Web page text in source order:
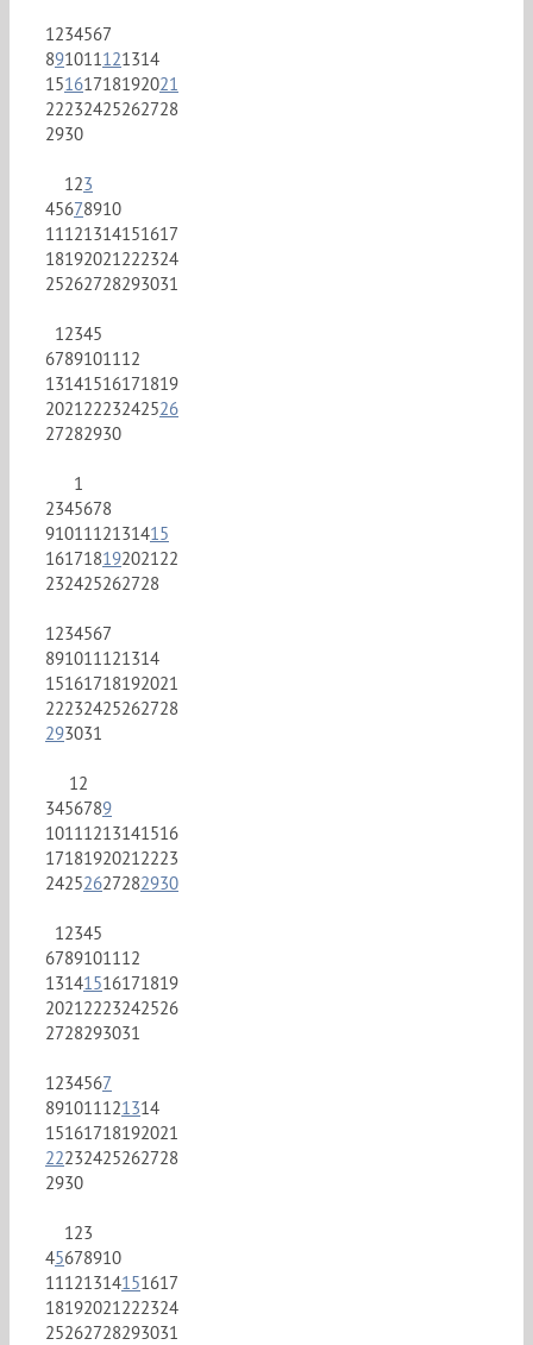
1 234567
891011 121314
15161718192021
22232425262728
2930
1 23
45678910
11 121314151617
18192021 222324
25262728293031
1 2345
67891011 12
13141516171819
2021 2223242526
27282930
1
2345678
91011 12131415
161718192021 22
232425262728
1 234567
891011 121314
15161718192021
22232425262728
293031
1 2
3456789
1011 1213141516
1718192021 2223
24252627282930
1 2345
67891011 12
13141516171819
2021 2223242526
2728293031
1 234567
891011 121314
15161718192021
22232425262728
2930
1 23
45678910
11 121314151617
18192021 222324
25262728293031